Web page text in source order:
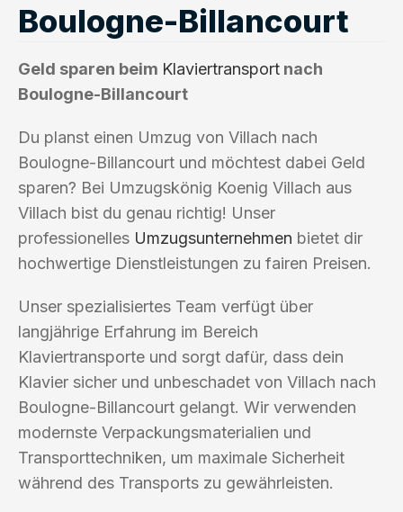
Boulogne-Billancourt
Geld sparen beim Klaviertransport nach
Boulogne-Billancourt
Du planst einen Umzug von Villach nach
Boulogne-Billancourt und möchtest dabei Geld
sparen? Bei Umzugskönig Koenig Villach aus
Villach bist du genau richtig! Unser
professionelles Umzugsunternehmen bietet dir
hochwertige Dienstleistungen zu fairen Preisen.
Unser spezialisiertes Team verfügt über
langjährige Erfahrung im Bereich
Klaviertransporte und sorgt dafür, dass dein
Klavier sicher und unbeschadet von Villach nach
Boulogne-Billancourt gelangt. Wir verwenden
modernste Verpackungsmaterialien und
Transporttechniken, um maximale Sicherheit
während des Transports zu gewährleisten.